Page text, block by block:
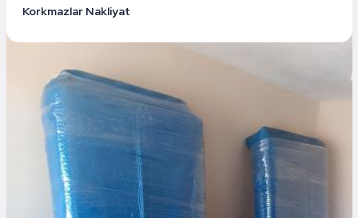
Korkmazlar Nakliyat